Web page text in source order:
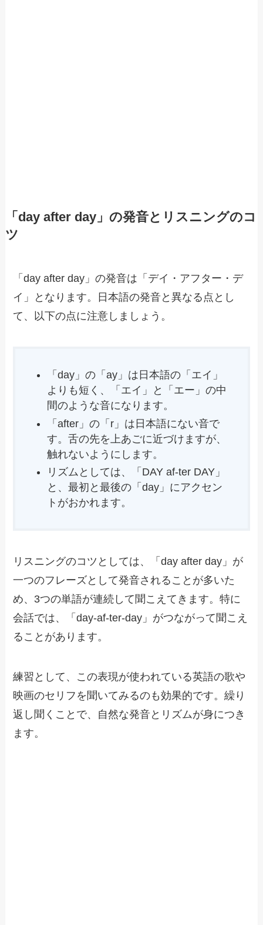
「day after day」の発音とリスニングのコ
ツ
「day after day」の発音は「デイ・アフター・デ
イ」となります。日本語の発音と異なる点とし
て、以下の点に注意しましょう。
「day」の「ay」は日本語の「エイ」
よりも短く、「エイ」と「エー」の中
間のような音になります。
「after」の「r」は日本語にない音で
す。舌の先を上あごに近づけますが、
触れないようにします。
リズムとしては、「DAY af-ter DAY」
と、最初と最後の「day」にアクセン
トがおかれます。
リスニングのコツとしては、「day after day」が
一つのフレーズとして発音されることが多いた
め、3つの単語が連続して聞こえてきます。特に
会話では、「day-af-ter-day」がつながって聞こえ
ることがあります。
練習として、この表現が使われている英語の歌や
映画のセリフを聞いてみるのも効果的です。繰り
返し聞くことで、自然な発音とリズムが身につき
ます。